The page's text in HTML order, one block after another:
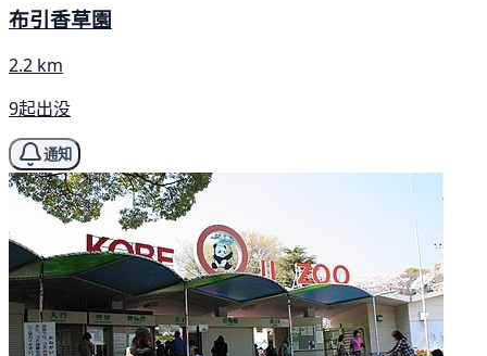
布引香草園
2.2 km
9起出没
通知